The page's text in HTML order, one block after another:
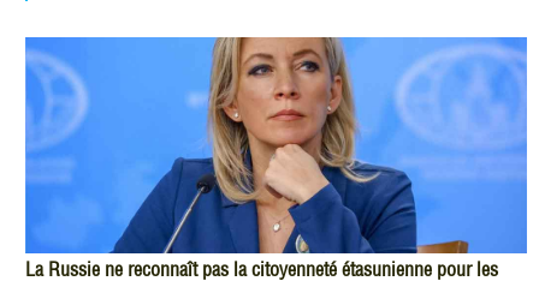
La Russie ne reconnaît pas la citoyenneté étasunienne pour les